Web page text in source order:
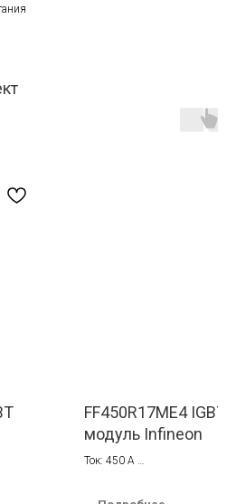
FF450R17ME4 IGBT
модуль Infineon
Ток: 450 A